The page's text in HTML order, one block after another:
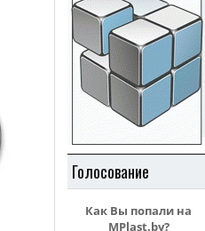
Голосование
Как Вы попали на
MPlast.by?